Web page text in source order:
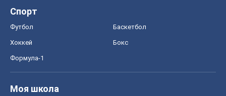
Спорт
Футбол Баскетбол
Хоккей Бокс
Формула-1
Моя школа